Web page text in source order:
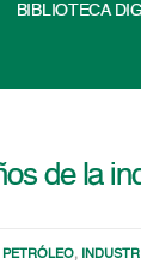
BIBLIOTECA
de la
PETRÓLEO,